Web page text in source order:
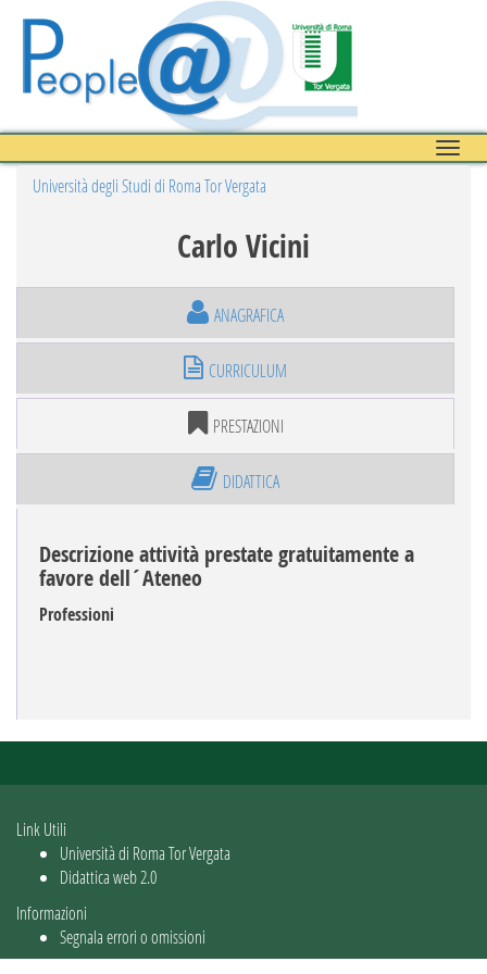
Toggle
Università degli Studi di Roma Tor Vergata
Carlo Vicini
ANAGRAFICA
CURRICULUM
PRESTAZIONI
DIDATTICA
Descrizione attività prestate gratuitamente a
favore dell´Ateneo
Professioni
Link Utili
Università di Roma Tor Vergata
Didattica web 2.0
Informazioni
Segnala errori o omissioni